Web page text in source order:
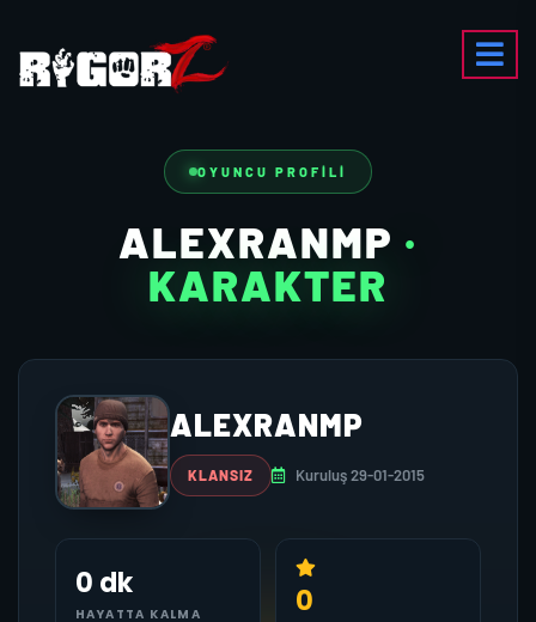
OYUNCU PROFILI
ALEXRANMP ·
KARAKTER
ALEXRANMP
KLANSIZ Kuruluş 29-01-2015
0 dk
HAYATTA KALMA 0